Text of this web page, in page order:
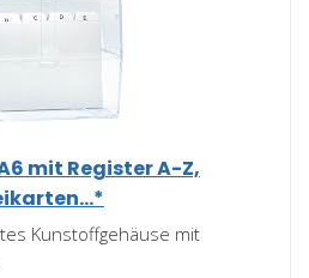
mit Register A-Z,
Kunstoffgehäuse mit